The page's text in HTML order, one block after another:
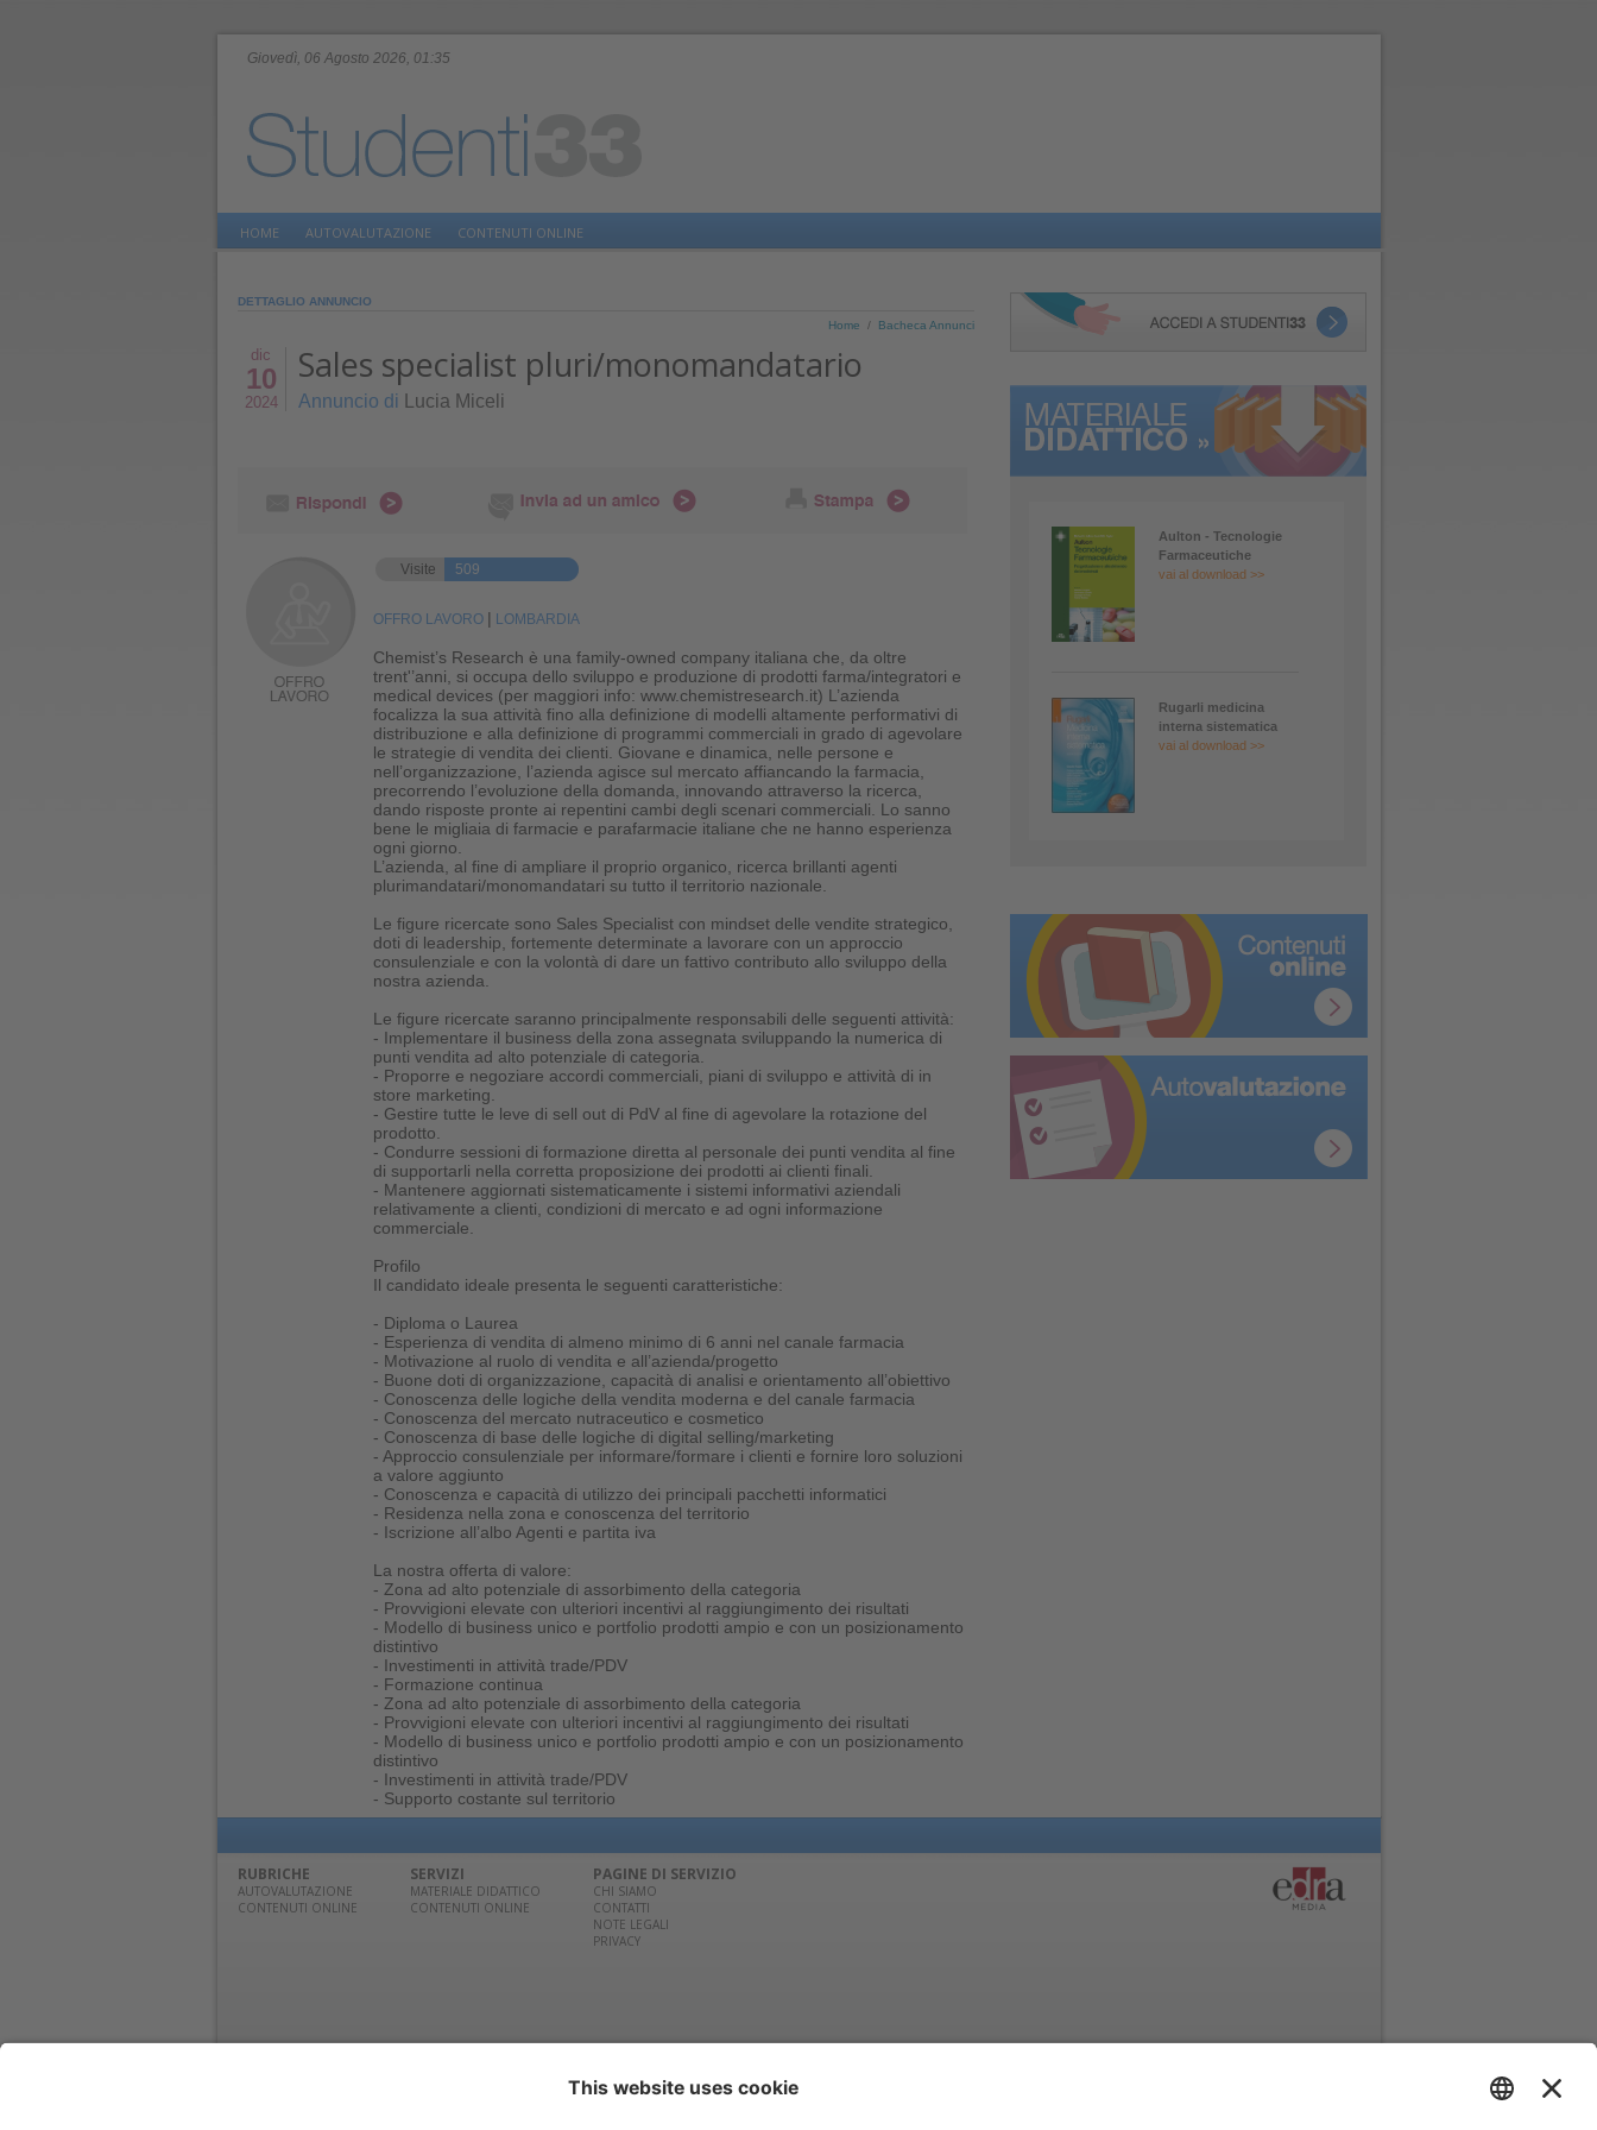
Giovedì, 06 Agosto 2026, 01:35
HOME AUTOVALUTAZIONE CONTENUTI ONLINE
Home / Bacheca Annunci
DETTAGLIO ANNUNCIO
dic
10
2024
Sales specialist pluri/monomandatario
Annuncio di Lucia Miceli
Visite 509
OFFRO LAVORO | LOMBARDIA
Chemist’s Research è una family-owned company italiana che, da oltre
trent'’anni, si occupa dello sviluppo e produzione di prodotti farma/integratori e
medical devices (per maggiori info: www.chemistresearch.it) L’azienda
focalizza la sua attività fino alla definizione di modelli altamente performativi di
distribuzione e alla definizione di programmi commerciali in grado di agevolare
le strategie di vendita dei clienti. Giovane e dinamica, nelle persone e
nell’organizzazione, l’azienda agisce sul mercato affiancando la farmacia,
precorrendo l’evoluzione della domanda, innovando attraverso la ricerca,
dando risposte pronte ai repentini cambi degli scenari commerciali. Lo sanno
bene le migliaia di farmacie e parafarmacie italiane che ne hanno esperienza
ogni giorno.
L’azienda, al fine di ampliare il proprio organico, ricerca brillanti agenti
plurimandatari/monomandatari su tutto il territorio nazionale.
Le figure ricercate sono Sales Specialist con mindset delle vendite strategico,
doti di leadership, fortemente determinate a lavorare con un approccio
consulenziale e con la volontà di dare un fattivo contributo allo sviluppo della
nostra azienda.
Le figure ricercate saranno principalmente responsabili delle seguenti attività:
- Implementare il business della zona assegnata sviluppando la numerica di
punti vendita ad alto potenziale di categoria.
- Proporre e negoziare accordi commerciali, piani di sviluppo e attività di in
store marketing.
- Gestire tutte le leve di sell out di PdV al fine di agevolare la rotazione del
prodotto.
- Condurre sessioni di formazione diretta al personale dei punti vendita al fine
di supportarli nella corretta proposizione dei prodotti ai clienti finali.
- Mantenere aggiornati sistematicamente i sistemi informativi aziendali
relativamente a clienti, condizioni di mercato e ad ogni informazione
commerciale.
Profilo
Il candidato ideale presenta le seguenti caratteristiche:
- Diploma o Laurea
- Esperienza di vendita di almeno minimo di 6 anni nel canale farmacia
- Motivazione al ruolo di vendita e all’azienda/progetto
- Buone doti di organizzazione, capacità di analisi e orientamento all’obiettivo
- Conoscenza delle logiche della vendita moderna e del canale farmacia
- Conoscenza del mercato nutraceutico e cosmetico
- Conoscenza di base delle logiche di digital selling/marketing
- Approccio consulenziale per informare/formare i clienti e fornire loro soluzioni
a valore aggiunto
- Conoscenza e capacità di utilizzo dei principali pacchetti informatici
- Residenza nella zona e conoscenza del territorio
- Iscrizione all’albo Agenti e partita iva
La nostra offerta di valore:
- Zona ad alto potenziale di assorbimento della categoria
- Provvigioni elevate con ulteriori incentivi al raggiungimento dei risultati
- Modello di business unico e portfolio prodotti ampio e con un posizionamento
distintivo
- Investimenti in attività trade/PDV
- Formazione continua
- Zona ad alto potenziale di assorbimento della categoria
- Provvigioni elevate con ulteriori incentivi al raggiungimento dei risultati
- Modello di business unico e portfolio prodotti ampio e con un posizionamento
distintivo
- Investimenti in attività trade/PDV
- Supporto costante sul territorio
Aulton - Tecnologie
Farmaceutiche
vai al download >>
Rugarli medicina
interna sistematica
vai al download >>
RUBRICHE
AUTOVALUTAZIONE
CONTENUTI ONLINE
SERVIZI
MATERIALE DIDATTICO
CONTENUTI ONLINE
PAGINE DI SERVIZIO
CHI SIAMO
CONTATTI
NOTE LEGALI
PRIVACY